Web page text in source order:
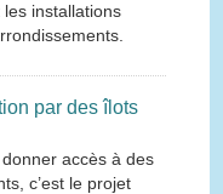
installations
par des îlots
accès à des
c’est le projet